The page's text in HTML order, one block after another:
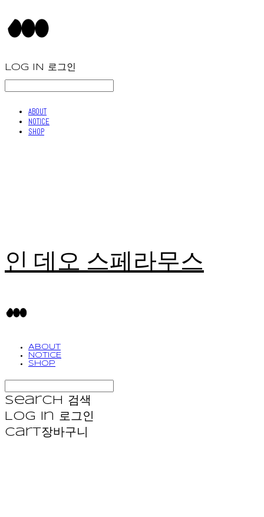
LOG IN 로그인
ABOUT
NOTICE
SHOP
인 데오 스페라무스
ABOUT
NOTICE
SHOP
Search
검색
Log In 로그인
Cart장바구니